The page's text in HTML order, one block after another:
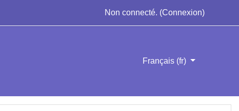
Non connecté. (Connexion)
Français ‎(fr)‎